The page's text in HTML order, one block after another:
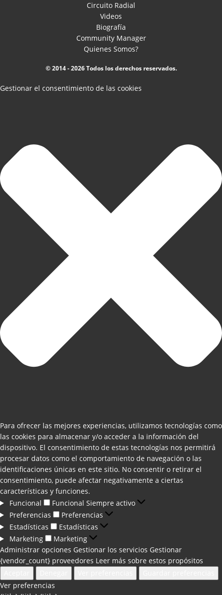
Circuito Radial
Videos
Biografía
Community Manager
Quienes Somos?
© 2014 - 2026 Todos los derechos reservados.
Gestionar el consentimiento de las cookies
Para ofrecer las mejores experiencias, utilizamos tecnologías como
las cookies para almacenar y/o acceder a la información del
dispositivo. El consentimiento de estas tecnologías nos permitirá
procesar datos como el comportamiento de navegación o las
identificaciones únicas en este sitio. No consentir o retirar el
consentimiento, puede afectar negativamente a ciertas
características y funciones.
Funcional
Funcional Siempre activo
Preferencias
Preferencias
Estadísticas
Estadísticas
Marketing
Marketing
Administrar opciones Gestionar los servicios Gestionar
{vendor_count} proveedores Leer más sobre estos propósitos
Ver preferencias